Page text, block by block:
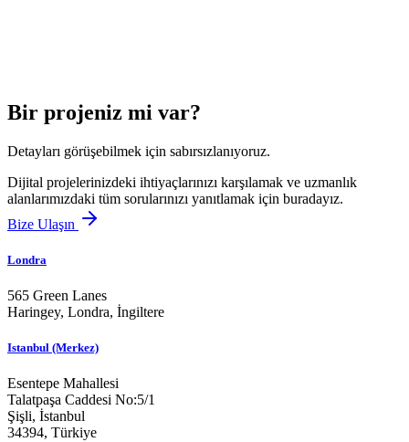
Bir projeniz mi var?
Detayları görüşebilmek için sabırsızlanıyoruz.
Dijital projelerinizdeki ihtiyaçlarınızı karşılamak ve uzmanlık
alanlarımızdaki tüm sorularınızı yanıtlamak için buradayız.
Bize Ulaşın
Londra
565 Green Lanes
Haringey, Londra, İngiltere
Istanbul (Merkez)
Esentepe Mahallesi
Talatpaşa Caddesi No:5/1
Şişli, İstanbul
34394, Türkiye